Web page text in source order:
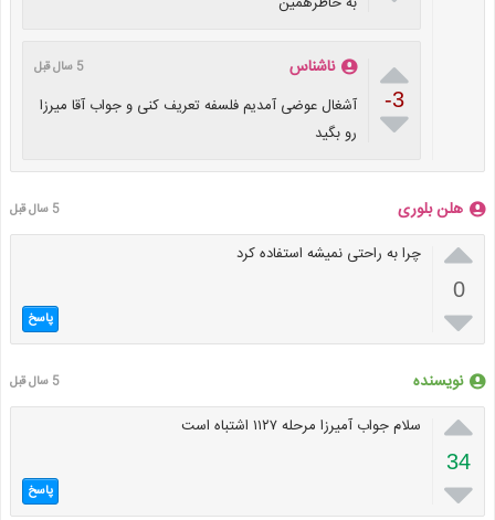

-3

ناشناس 5 سال قبل
آشغال عوضی آمدیم فلسفه تعریف کنی و جواب آقا میرزا
رو بگید
هلن بلوری 5 سال قبل

0

چرا به راحتی نميشه استفاده کرد
پاسخ
نویسنده 5 سال قبل

34

سلام جواب آمیرزا مرحله ۱۱۲۷ اشتباه است
پاسخ